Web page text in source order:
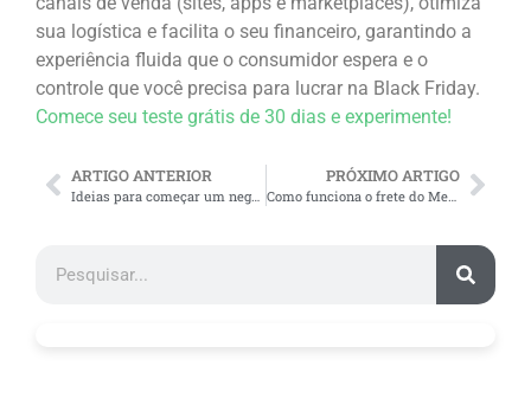
sua logística e facilita o seu financeiro, garantindo a
experiência fluida que o consumidor espera e o
controle que você precisa para lucrar na Black Friday.
Comece seu teste grátis de 30 dias e experimente!
ARTIGO ANTERIOR PRÓXIMO ARTIGO
Como funciona o frete do Mercado Livre? Aprenda a calcular